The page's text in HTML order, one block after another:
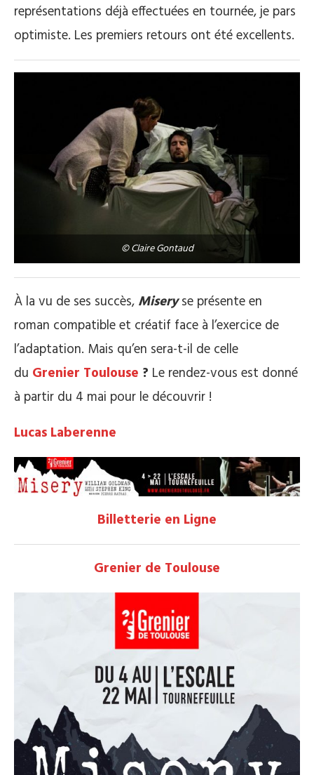
représentations déjà effectuées en tournée, je pars
optimiste. Les premiers retours ont été excellents.
© Claire Gontaud
À la vu de ses succès, Miseryse présente en
roman compatible et créatif face à l’exercice de
l’adaptation. Mais qu’en sera-t-il de celle
du Grenier Toulouse ? Le rendez-vous est donné
à partir du 4 mai pour le découvrir !
Lucas Laberenne
Billetterie en Ligne
Grenier de Toulouse